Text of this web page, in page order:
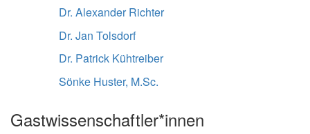
Dr. Alexander Richter
Dr. Jan Tolsdorf
Dr. Patrick Kühtreiber
Sönke Huster, M.Sc.
Gastwissenschaftler*innen